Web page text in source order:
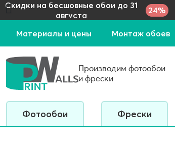
Скидки на бесшовные обои до 31
августа
24%
Материалы и цены Монтаж обоев
Производим фотообои
и фрески
Фотообои Фрески